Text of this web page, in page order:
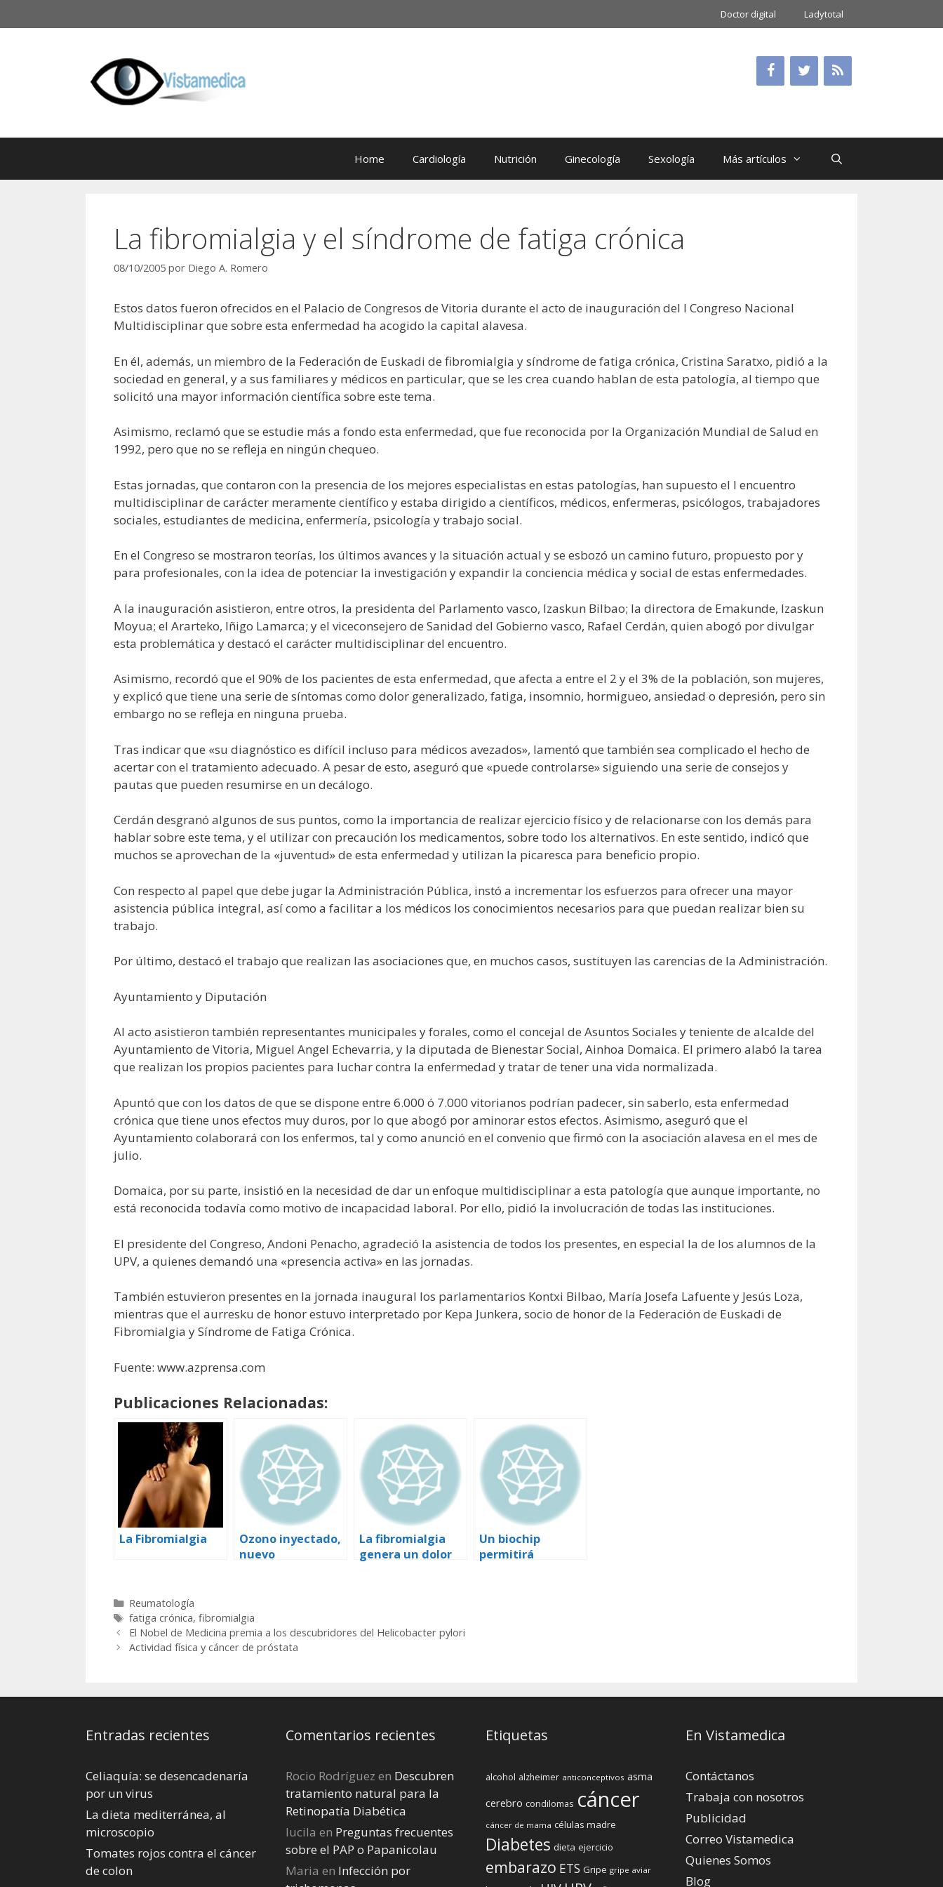
al
Doctor digital Ladytotal
Home Cardiología Nutrición Ginecología Sexología Más artículos
La fibromialgia y el síndrome de fatiga crónica
08/10/2005 por Diego A. Romero
Estos datos fueron ofrecidos en el Palacio de Congresos de Vitoria durante el acto de inauguración del I Congreso Nacional
Multidisciplinar que sobre esta enfermedad ha acogido la capital alavesa.
En él, además, un miembro de la Federación de Euskadi de fibromialgia y síndrome de fatiga crónica, Cristina Saratxo, pidió a la
sociedad en general, y a sus familiares y médicos en particular, que se les crea cuando hablan de esta patología, al tiempo que
solicitó una mayor información científica sobre este tema.
Asimismo, reclamó que se estudie más a fondo esta enfermedad, que fue reconocida por la Organización Mundial de Salud en
1992, pero que no se refleja en ningún chequeo.
Estas jornadas, que contaron con la presencia de los mejores especialistas en estas patologías, han supuesto el I encuentro
multidisciplinar de carácter meramente científico y estaba dirigido a científicos, médicos, enfermeras, psicólogos, trabajadores
sociales, estudiantes de medicina, enfermería, psicología y trabajo social.
En el Congreso se mostraron teorías, los últimos avances y la situación actual y se esbozó un camino futuro, propuesto por y
para profesionales, con la idea de potenciar la investigación y expandir la conciencia médica y social de estas enfermedades.
A la inauguración asistieron, entre otros, la presidenta del Parlamento vasco, Izaskun Bilbao; la directora de Emakunde, Izaskun
Moyua; el Ararteko, Iñigo Lamarca; y el viceconsejero de Sanidad del Gobierno vasco, Rafael Cerdán, quien abogó por divulgar
esta problemática y destacó el carácter multidisciplinar del encuentro.
Asimismo, recordó que el 90% de los pacientes de esta enfermedad, que afecta a entre el 2 y el 3% de la población, son mujeres,
y explicó que tiene una serie de síntomas como dolor generalizado, fatiga, insomnio, hormigueo, ansiedad o depresión, pero sin
embargo no se refleja en ninguna prueba.
Tras indicar que «su diagnóstico es difícil incluso para médicos avezados», lamentó que también sea complicado el hecho de
acertar con el tratamiento adecuado. A pesar de esto, aseguró que «puede controlarse» siguiendo una serie de consejos y
pautas que pueden resumirse en un decálogo.
Cerdán desgranó algunos de sus puntos, como la importancia de realizar ejercicio físico y de relacionarse con los demás para
hablar sobre este tema, y el utilizar con precaución los medicamentos, sobre todo los alternativos. En este sentido, indicó que
muchos se aprovechan de la «juventud» de esta enfermedad y utilizan la picaresca para beneficio propio.
Con respecto al papel que debe jugar la Administración Pública, instó a incrementar los esfuerzos para ofrecer una mayor
asistencia pública integral, así como a facilitar a los médicos los conocimientos necesarios para que puedan realizar bien su
trabajo.
Por último, destacó el trabajo que realizan las asociaciones que, en muchos casos, sustituyen las carencias de la Administración.
Ayuntamiento y Diputación
Al acto asistieron también representantes municipales y forales, como el concejal de Asuntos Sociales y teniente de alcalde del
Ayuntamiento de Vitoria, Miguel Angel Echevarria, y la diputada de Bienestar Social, Ainhoa Domaica. El primero alabó la tarea
que realizan los propios pacientes para luchar contra la enfermedad y tratar de tener una vida normalizada.
Apuntó que con los datos de que se dispone entre 6.000 ó 7.000 vitorianos podrían padecer, sin saberlo, esta enfermedad
crónica que tiene unos efectos muy duros, por lo que abogó por aminorar estos efectos. Asimismo, aseguró que el
Ayuntamiento colaborará con los enfermos, tal y como anunció en el convenio que firmó con la asociación alavesa en el mes de
julio.
Domaica, por su parte, insistió en la necesidad de dar un enfoque multidisciplinar a esta patología que aunque importante, no
está reconocida todavía como motivo de incapacidad laboral. Por ello, pidió la involucración de todas las instituciones.
El presidente del Congreso, Andoni Penacho, agradeció la asistencia de todos los presentes, en especial la de los alumnos de la
UPV, a quienes demandó una «presencia activa» en las jornadas.
También estuvieron presentes en la jornada inaugural los parlamentarios Kontxi Bilbao, María Josefa Lafuente y Jesús Loza,
mientras que el aurresku de honor estuvo interpretado por Kepa Junkera, socio de honor de la Federación de Euskadi de
Fibromialgia y Síndrome de Fatiga Crónica.
Fuente: www.azprensa.com
Publicaciones Relacionadas:
La Fibromialgia
Ozono inyectado,
nuevo
La fibromialgia
genera un dolor
Un biochip
permitirá
Categorías
Reumatología
Etiquetas
fatiga crónica, fibromialgia
El Nobel de Medicina premia a los descubridores del Helicobacter pylori
Actividad física y cáncer de próstata
Entradas recientes
Celiaquía: se desencadenaría
por un virus
La dieta mediterránea, al
microscopio
Tomates rojos contra el cáncer
de colon
Comentarios recientes
Rocio Rodríguez en Descubren
tratamiento natural para la
Retinopatía Diabética
lucila en Preguntas frecuentes
sobre el PAP o Papanicolau
Maria en Infección por
Etiquetas
alcohol alzheimer anticonceptivos asma
cerebro condilomas cáncer
cáncer de mama células madre
Diabetes dieta ejercicio
embarazo ETS Gripe gripe aviar
En Vistamedica
Contáctanos
Trabaja con nosotros
Publicidad
Correo Vistamedica
Quienes Somos
Blog